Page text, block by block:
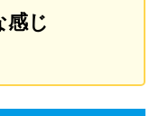
感じ